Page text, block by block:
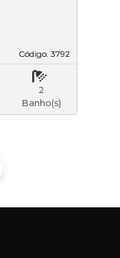
Código. 3792
Código. 3792
2
Banho(s)